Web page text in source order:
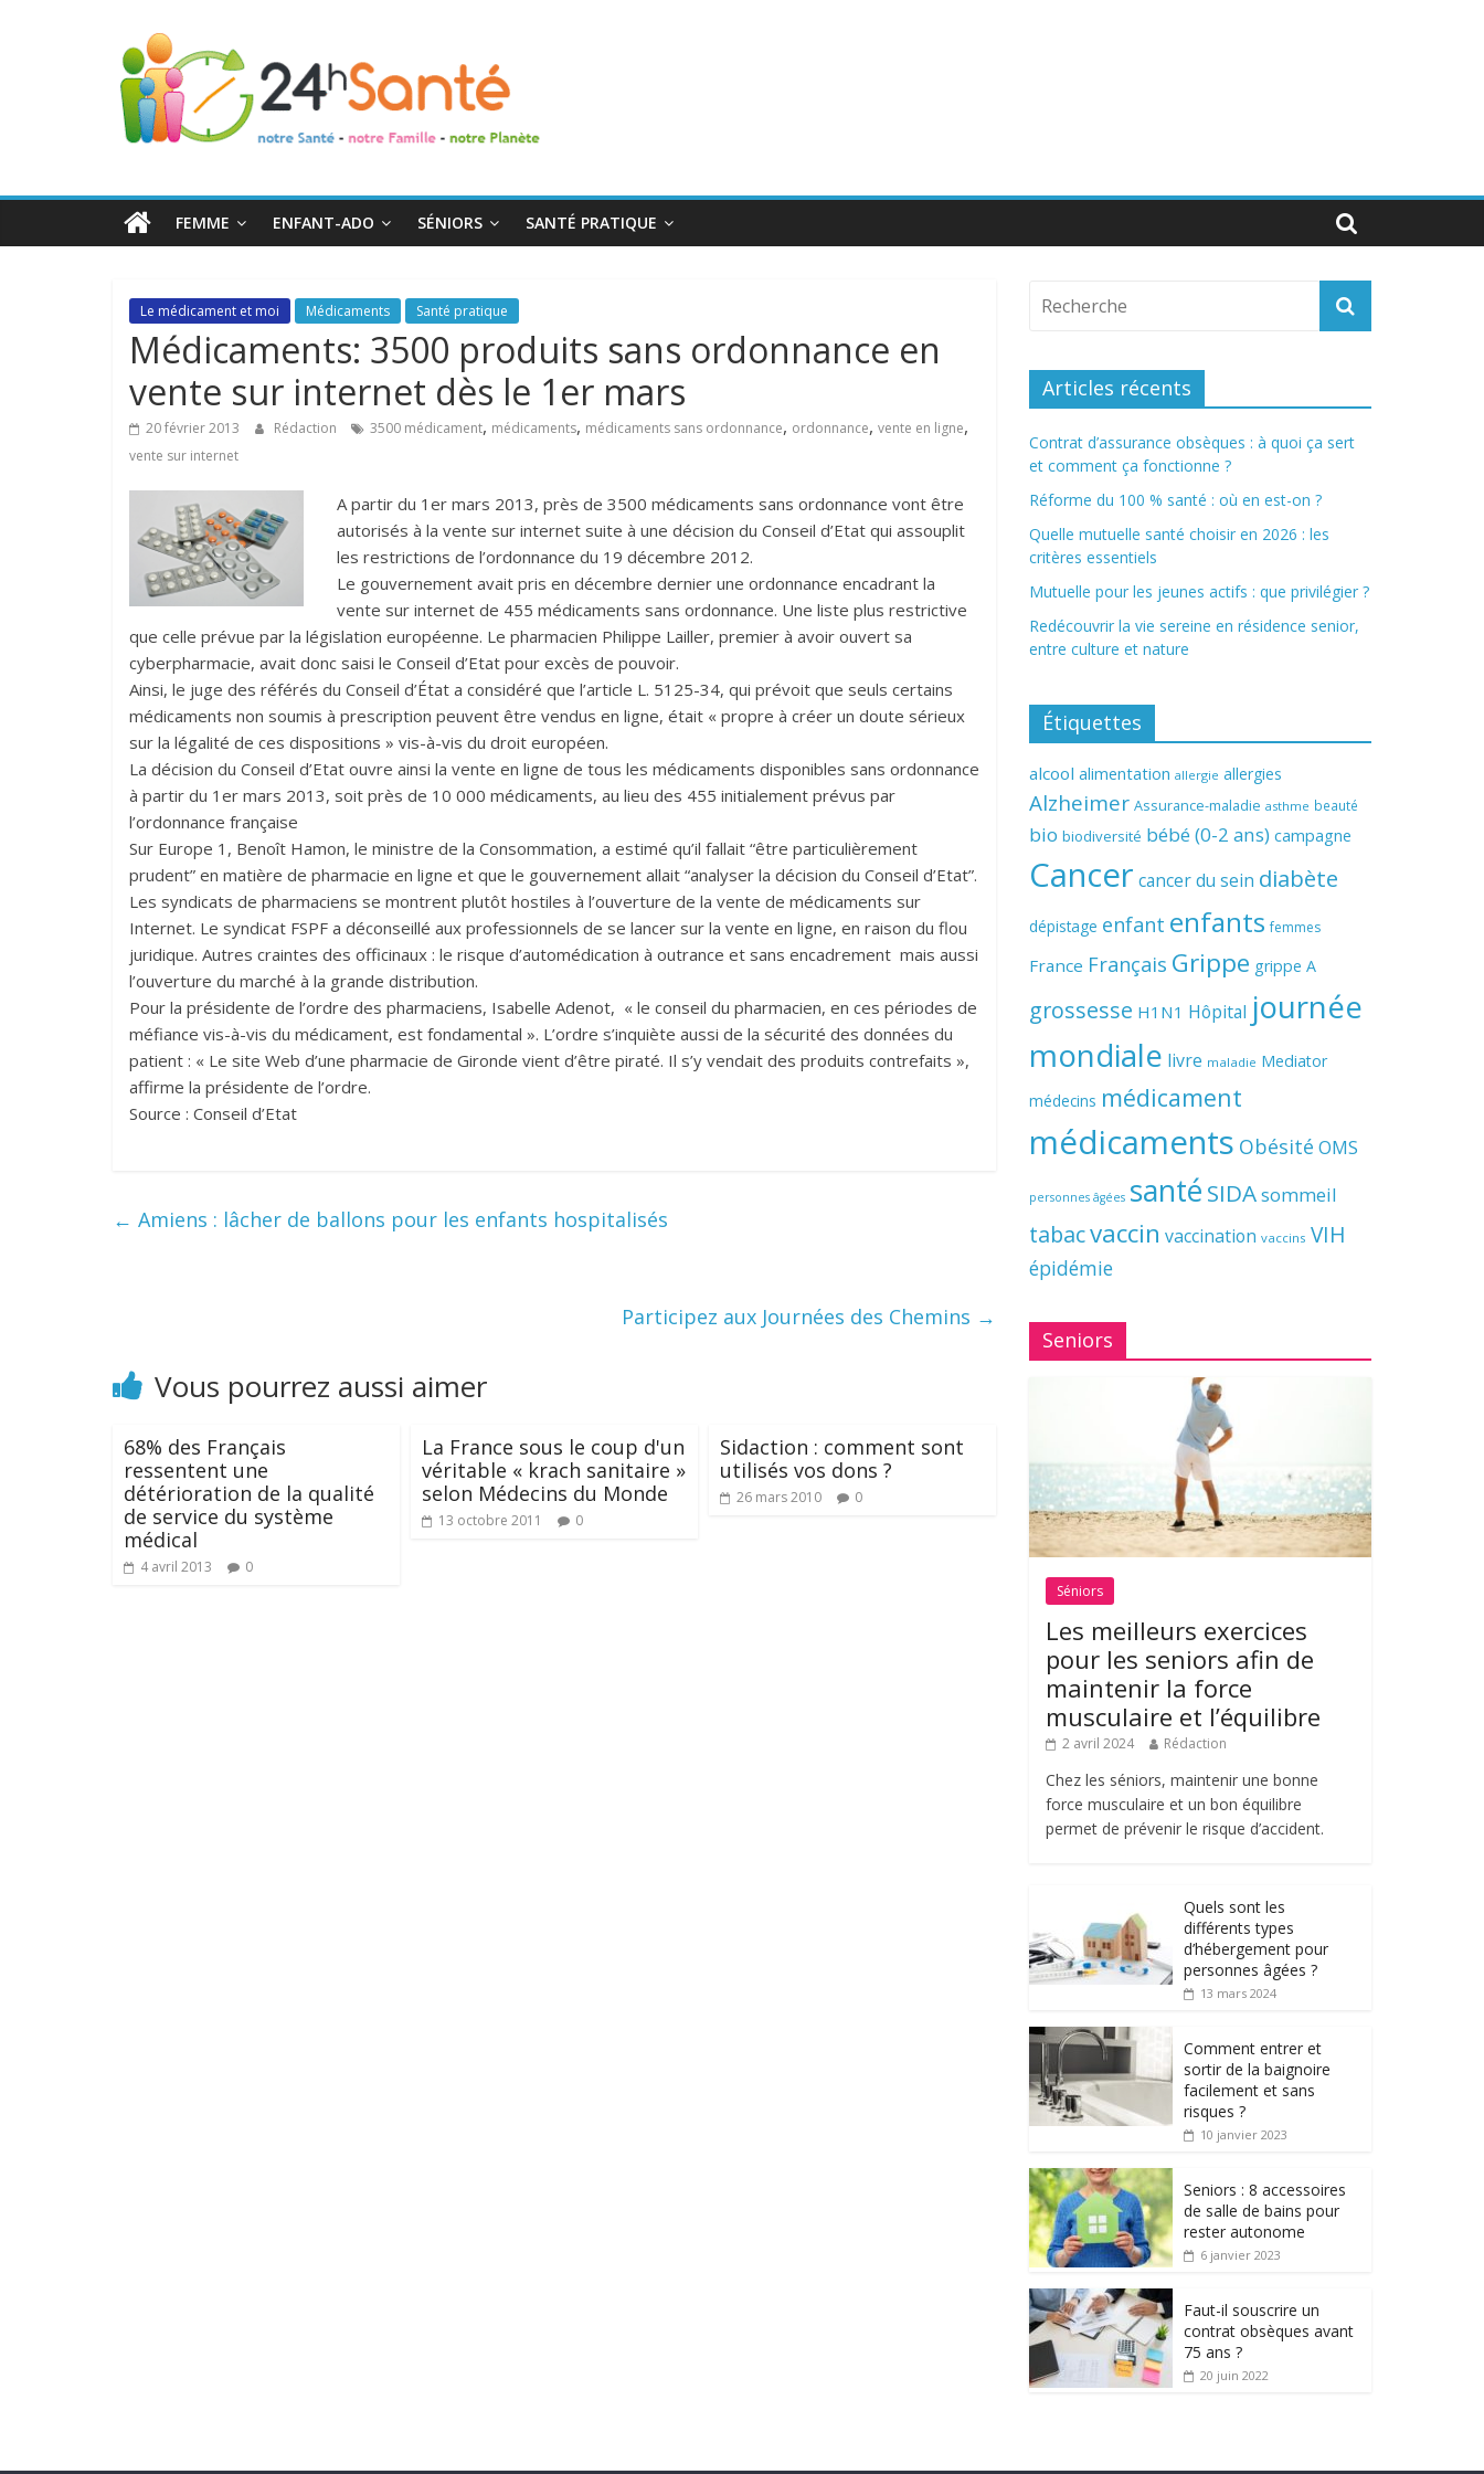
24h
Santé
toute
FEMME ENFANT-ADO SÉNIORS SANTÉ PRATIQUE
Le médicament et moi Médicaments Santé pratique
Médicaments: 3500 produits sans ordonnance en
vente sur internet dès le 1er mars
20 février 2013 Rédaction 3500 médicament, médicaments, médicaments sans ordonnance, ordonnance, vente en ligne,
vente sur internet
A partir du 1er mars 2013, près de 3500 médicaments sans ordonnance vont être
autorisés à la vente sur internet suite à une décision du Conseil d’Etat qui assouplit
les restrictions de l’ordonnance du 19 décembre 2012.
Le gouvernement avait pris en décembre dernier une ordonnance encadrant la
vente sur internet de 455 médicaments sans ordonnance. Une liste plus restrictive
que celle prévue par la législation européenne. Le pharmacien Philippe Lailler, premier à avoir ouvert sa
cyberpharmacie, avait donc saisi le Conseil d’Etat pour excès de pouvoir.
Ainsi, le juge des référés du Conseil d’État a considéré que l’article L. 5125-34, qui prévoit que seuls certains
médicaments non soumis à prescription peuvent être vendus en ligne, était « propre à créer un doute sérieux
sur la légalité de ces dispositions » vis-à-vis du droit européen.
La décision du Conseil d’Etat ouvre ainsi la vente en ligne de tous les médicaments disponibles sans ordonnance
à partir du 1er mars 2013, soit près de 10 000 médicaments, au lieu des 455 initialement prévus par
l’ordonnance française
Sur Europe 1, Benoît Hamon, le ministre de la Consommation, a estimé qu’il fallait “être particulièrement
prudent” en matière de pharmacie en ligne et que le gouvernement allait “analyser la décision du Conseil d’Etat”.
Les syndicats de pharmaciens se montrent plutôt hostiles à l’ouverture de la vente de médicaments sur
Internet. Le syndicat FSPF a déconseillé aux professionnels de se lancer sur la vente en ligne, en raison du flou
juridique. Autres craintes des officinaux : le risque d’automédication à outrance et sans encadrement mais aussi
l’ouverture du marché à la grande distribution.
Pour la présidente de l’ordre des pharmaciens, Isabelle Adenot, « le conseil du pharmacien, en ces périodes de
méfiance vis-à-vis du médicament, est fondamental ». L’ordre s’inquiète aussi de la sécurité des données du
patient : « Le site Web d’une pharmacie de Gironde vient d’être piraté. Il s’y vendait des produits contrefaits »,
affirme la présidente de l’ordre.
Source : Conseil d’Etat
← Amiens : lâcher de ballons pour les enfants hospitalisés
Participez aux Journées des Chemins →
Vous pourrez aussi aimer
68% des Français
ressentent une
détérioration de la qualité
de service du système
médical
4 avril 2013 0
La France sous le coup d'un
véritable « krach sanitaire »
selon Médecins du Monde
13 octobre 2011 0
Sidaction : comment sont
utilisés vos dons ?
26 mars 2010 0
Articles récents
Contrat d’assurance obsèques : à quoi ça sert
et comment ça fonctionne ?
Réforme du 100 % santé : où en est-on ?
Quelle mutuelle santé choisir en 2026 : les
critères essentiels
Mutuelle pour les jeunes actifs : que privilégier ?
Redécouvrir la vie sereine en résidence senior,
entre culture et nature
Étiquettes
alcool alimentation allergie allergies
Alzheimer Assurance-maladie asthme beauté
bio biodiversité bébé (0-2 ans) campagne
Cancer cancer du sein diabète
dépistage enfant enfants femmes
France Français Grippe grippe A
grossesse H1N1 Hôpital journée
mondiale livre maladie Mediator
médecins médicament
médicaments Obésité OMS
personnes âgées santé SIDAsommeil
tabacvaccin vaccination vaccins VIH
épidémie
Seniors
Séniors
Les meilleurs exercices
pour les seniors afin de
maintenir la force
musculaire et l’équilibre
2 avril 2024 Rédaction
Chez les séniors, maintenir une bonne
force musculaire et un bon équilibre
permet de prévenir le risque d’accident.
Quels sont les
différents types
d’hébergement pour
personnes âgées ?
13 mars 2024
Comment entrer et
sortir de la baignoire
facilement et sans
risques ?
10 janvier 2023
Seniors : 8 accessoires
de salle de bains pour
rester autonome
6 janvier 2023
Faut-il souscrire un
contrat obsèques avant
75 ans ?
20 juin 2022